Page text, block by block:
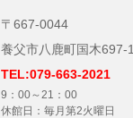
〒667-0044
養父市八鹿町国木697-1
TEL:079-663-2021
9：00～21：00
休館日：毎月第2火曜日